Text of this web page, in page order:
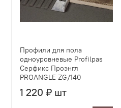
Профили для пола
одноуровневые Profilpas
Серфикс Проэнгл
PROANGLE ZG/140
1 220 ₽ шт